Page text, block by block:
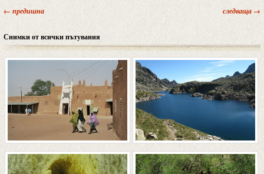
← предишна следваща →
Снимки от всички пътувания